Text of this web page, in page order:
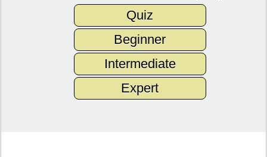
Quiz
Beginner
Intermediate
Expert